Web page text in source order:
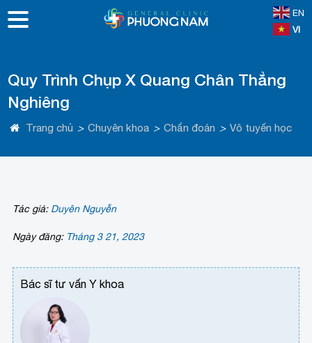
EN
VI
Quy Trình Chụp X Quang Chân Thẳng
Nghiêng
Trang chủ > Chuyên khoa > Chẩn đoán > Vô tuyến học
Tác giả: Duyên Nguyễn
Ngày đăng: Tháng 3 21, 2023
Bác sĩ tư vấn Y khoa